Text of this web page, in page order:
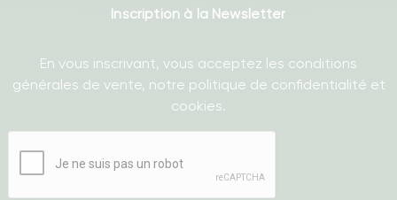
Inscription à la Newsletter
En vous inscrivant, vous acceptez les conditions
générales de vente, notre politique de confidentialité et
cookies.